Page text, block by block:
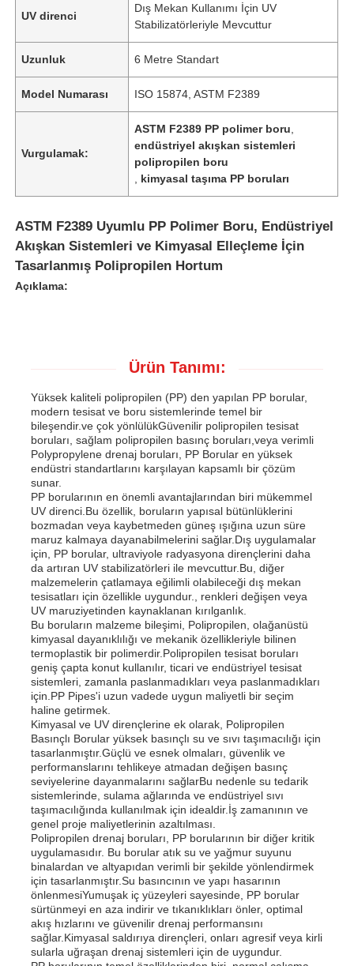
Ana sayfa
Ürünler
Hakkımızda
Fabrika turu
Kalite kontrol
Bize ulaşın
Haberler
Tüm servis talepleri
Teklif isteği
pp plastik karton
UV direnci
Dış Mekan Kullanımı İçin UV
Stabilizatörleriyle Mevcuttur
Uzunluk 6 Metre Standart
Model Numarası ISO 15874, ASTM F2389
Vurgulamak:
ASTM F2389 PP polimer boru
endüstriyel akışkan sistemleri
polipropilen boru
kimyasal taşıma PP boruları
ASTM F2389 Uyumlu PP Polimer Boru, Endüstriyel
Akışkan Sistemleri ve Kimyasal Elleçleme İçin
Tasarlanmış Polipropilen Hortum
Açıklama:
Ürün Tanımı:
Yüksek kaliteli polipropilen (PP) den yapılan PP borular,
modern tesisat ve boru sistemlerinde temel bir
bileşendir.ve çok yönlülükGüvenilir polipropilen tesisat
boruları, sağlam polipropilen basınç boruları,veya verimli
Polypropylene drenaj boruları, PP Borular en yüksek
endüstri standartlarını karşılayan kapsamlı bir çözüm
sunar.
PP borularının en önemli avantajlarından biri mükemmel
UV direnci.Bu özellik, boruların yapısal bütünlüklerini
bozmadan veya kaybetmeden güneş ışığına uzun süre
maruz kalmaya dayanabilmelerini sağlar.Dış uygulamalar
için, PP borular, ultraviyole radyasyona dirençlerini daha
da artıran UV stabilizatörleri ile mevcuttur.Bu, diğer
malzemelerin çatlamaya eğilimli olabileceği dış mekan
tesisatları için özellikle uygundur., renkleri değişen veya
UV maruziyetinden kaynaklanan kırılganlık.
Bu boruların malzeme bileşimi, Polipropilen, olağanüstü
kimyasal dayanıklılığı ve mekanik özellikleriyle bilinen
termoplastik bir polimerdir.Polipropilen tesisat boruları
geniş çapta konut kullanılır, ticari ve endüstriyel tesisat
sistemleri, zamanla paslanmadıkları veya paslanmadıkları
için.PP Pipes'i uzun vadede uygun maliyetli bir seçim
haline getirmek.
Kimyasal ve UV dirençlerine ek olarak, Polipropilen
Basınçlı Borular yüksek basınçlı su ve sıvı taşımacılığı için
tasarlanmıştır.Güçlü ve esnek olmaları, güvenlik ve
performanslarını tehlikeye atmadan değişen basınç
seviyelerine dayanmalarını sağlarBu nedenle su tedarik
sistemlerinde, sulama ağlarında ve endüstriyel sıvı
taşımacılığında kullanılmak için idealdir.İş zamanının ve
genel proje maliyetlerinin azaltılması.
Polipropilen drenaj boruları, PP borularının bir diğer kritik
uygulamasıdır. Bu borular atık su ve yağmur suyunu
binalardan ve altyapıdan verimli bir şekilde yönlendirmek
için tasarlanmıştır.Su basıncının ve yapı hasarının
önlenmesiYumuşak iç yüzeyleri sayesinde, PP borular
sürtünmeyi en aza indirir ve tıkanıklıkları önler, optimal
akış hızlarını ve güvenilir drenaj performansını
sağlar.Kimyasal saldırıya dirençleri, onları agresif veya kirli
sularla uğraşan drenaj sistemleri için de uygundur.